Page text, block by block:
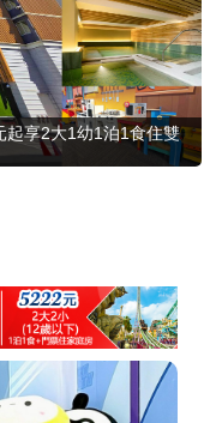
享2大1幼1泊1食住雙